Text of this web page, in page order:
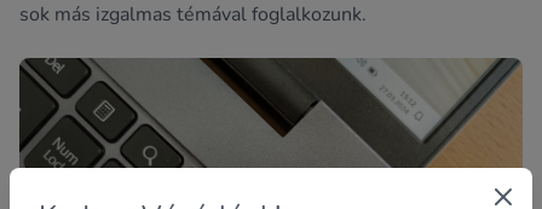
sok más izgalmas témával foglalkozunk.